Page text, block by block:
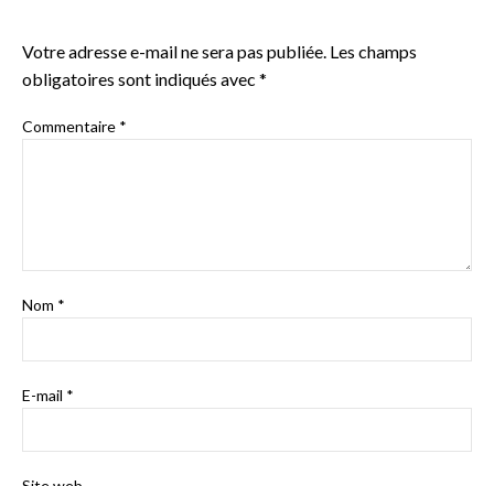
Votre adresse e-mail ne sera pas publiée. Les champs
obligatoires sont indiqués avec *
Commentaire *
Nom *
E-mail *